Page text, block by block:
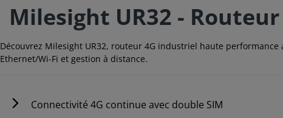
Milesight UR32 -
Découvrez Milesight UR32, routeur 4G industriel haute performance
Ethernet/Wi-Fi et gestion à distance.
Connectivité 4G continue avec double SIM